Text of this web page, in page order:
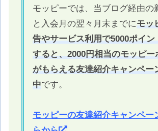
モッピーでは、当ブログ経由の
と入会月の翌々月末までにモッ
告やサービス利用で5000ポイン
すると、2000円相当のモッピー
がもらえる友達紹介キャンペー
中です。
モッピーの友達紹介キャンペー